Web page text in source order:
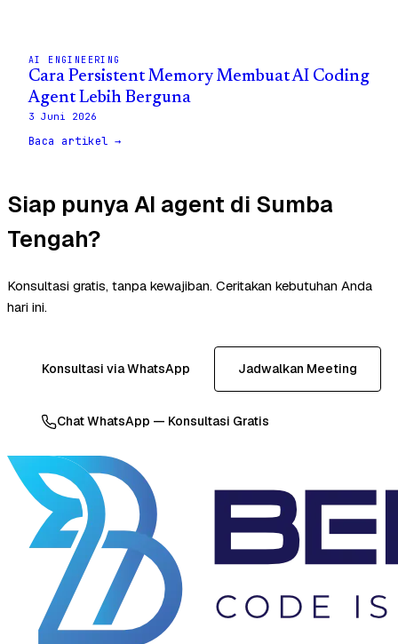
AI ENGINEERING
Cara Persistent Memory Membuat AI Coding
Agent Lebih Berguna
3 Juni 2026
Baca artikel →
Siap punya AI agent di Sumba
Tengah?
Konsultasi gratis, tanpa kewajiban. Ceritakan kebutuhan Anda
hari ini.
Konsultasi via WhatsApp Jadwalkan Meeting
Chat WhatsApp — Konsultasi Gratis